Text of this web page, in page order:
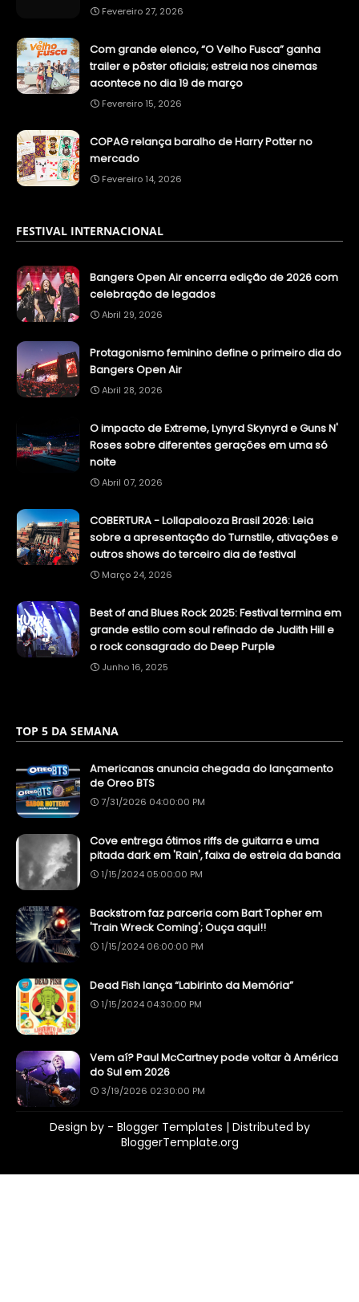
Fevereiro 27, 2026
Com grande elenco, “O Velho Fusca” ganha
trailer e pôster oficiais; estreia nos cinemas
acontece no dia 19 de março
Fevereiro 15, 2026
COPAG relança baralho de Harry Potter no
mercado
Fevereiro 14, 2026
FESTIVAL INTERNACIONAL
Bangers Open Air encerra edição de 2026 com
celebração de legados
Abril 29, 2026
Protagonismo feminino define o primeiro dia do
Bangers Open Air
Abril 28, 2026
O impacto de Extreme, Lynyrd Skynyrd e Guns N'
Roses sobre diferentes gerações em uma só
noite
Abril 07, 2026
COBERTURA - Lollapalooza Brasil 2026: Leia
sobre a apresentação do Turnstile, ativações e
outros shows do terceiro dia de festival
Março 24, 2026
Best of and Blues Rock 2025: Festival termina em
grande estilo com soul refinado de Judith Hill e
o rock consagrado do Deep Purple
Junho 16, 2025
TOP 5 DA SEMANA
Americanas anuncia chegada do lançamento
de Oreo BTS
7/31/2026 04:00:00 PM
Cove entrega ótimos riffs de guitarra e uma
pitada dark em 'Rain', faixa de estreia da banda
1/15/2024 05:00:00 PM
Backstrom faz parceria com Bart Topher em
'Train Wreck Coming'; Ouça aqui!!
1/15/2024 06:00:00 PM
Dead Fish lança “Labirinto da Memória”
1/15/2024 04:30:00 PM
Vem aí? Paul McCartney pode voltar à América
do Sul em 2026
3/19/2026 02:30:00 PM
Design by - Blogger Templates | Distributed by
BloggerTemplate.org